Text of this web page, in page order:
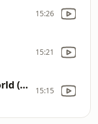
15:26
15:21
thats the way of the world ( 1975 ) 15:15